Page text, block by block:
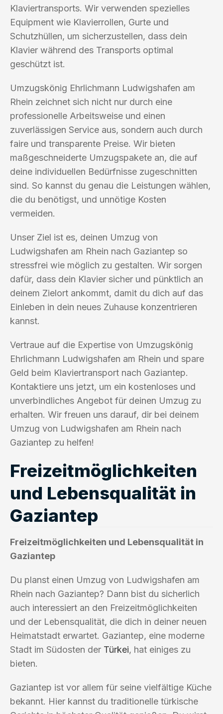
Klaviertransports. Wir verwenden spezielles
Equipment wie Klavierrollen, Gurte und
Schutzhüllen, um sicherzustellen, dass dein
Klavier während des Transports optimal
geschützt ist.
Umzugskönig Ehrlichmann Ludwigshafen am
Rhein zeichnet sich nicht nur durch eine
professionelle Arbeitsweise und einen
zuverlässigen Service aus, sondern auch durch
faire und transparente Preise. Wir bieten
maßgeschneiderte Umzugspakete an, die auf
deine individuellen Bedürfnisse zugeschnitten
sind. So kannst du genau die Leistungen wählen,
die du benötigst, und unnötige Kosten
vermeiden.
Unser Ziel ist es, deinen Umzug von
Ludwigshafen am Rhein nach Gaziantep so
stressfrei wie möglich zu gestalten. Wir sorgen
dafür, dass dein Klavier sicher und pünktlich an
deinem Zielort ankommt, damit du dich auf das
Einleben in dein neues Zuhause konzentrieren
kannst.
Vertraue auf die Expertise von Umzugskönig
Ehrlichmann Ludwigshafen am Rhein und spare
Geld beim Klaviertransport nach Gaziantep.
Kontaktiere uns jetzt, um ein kostenloses und
unverbindliches Angebot für deinen Umzug zu
erhalten. Wir freuen uns darauf, dir bei deinem
Umzug von Ludwigshafen am Rhein nach
Gaziantep zu helfen!
Freizeitmöglichkeiten
und Lebensqualität in
Gaziantep
Freizeitmöglichkeiten und Lebensqualität in
Gaziantep
Du planst einen Umzug von Ludwigshafen am
Rhein nach Gaziantep? Dann bist du sicherlich
auch interessiert an den Freizeitmöglichkeiten
und der Lebensqualität, die dich in deiner neuen
Heimatstadt erwartet. Gaziantep, eine moderne
Stadt im Südosten der Türkei, hat einiges zu
bieten.
Gaziantep ist vor allem für seine vielfältige Küche
bekannt. Hier kannst du traditionelle türkische